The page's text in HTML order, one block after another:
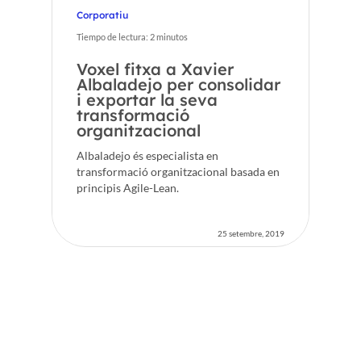
Corporatiu
Tiempo de lectura: 2minutos
Voxel fitxa a Xavier
Albaladejo per consolidar
i exportar la seva
transformació
organitzacional
Albaladejo és especialista en
transformació organitzacional basada en
principis Agile-Lean.
25 setembre, 2019